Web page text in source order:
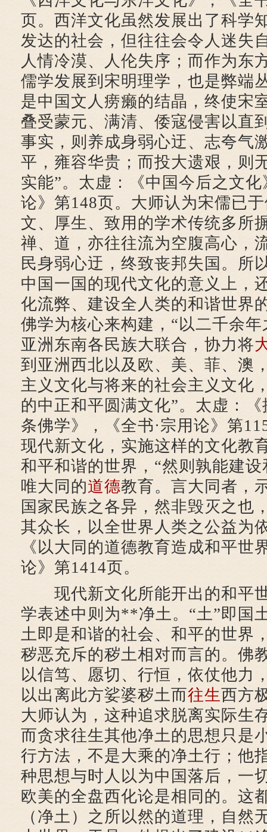
页。西洋文化虽然发展出了科学
发达的社会，但往往会令人迷失
人情冷漠、人伦失序；而作为东
儒学发展到宋明理学，也是弊端
是中国文人痨癞的结晶，终使宋
叠受蒙元、满清、倭寇侵害以直
事实，则养成身弱心迂、志夸气
平，雍容华贵；而投大遗艰，则
实能”。太虚：《中国今后之文化
论》第148页。大师认为宋儒已
文、厚生、致用的学术传统多所
禅、道，亦往往流为空腹高心，
民身弱心迂，终致丧邦失国。所
中国一国的现代文化的意义上，
化流弊、建设全人类的和谐世界
佛学为核心来构建，“以二千余年
亚洲东南各民族大联合，协力将
到亚洲西北以及欧、美、菲、澳
主义文化与将来的社会主义文化
的中正和平圆满文化”。太虚：
条佛学》，《全书·宗用论》第
现代新文化，实施这样的文化教
和平和谐的世界，“然则孰能建
唯大同的道德教育。言大同者，
国家民族之各异，然非毁灭之也
其众长，以全世界人类之公益为
《以大同的道德教育造成和平世
论》第1414页。
现代新文化所能开出的和平
学表述中则为**净土。“土”即国
土即是和谐的社会、和平的世界
秽恶充斥的秽土相对而言的。佛
以信笃、愿切、行恒，依仗他力
以出离此方娑婆秽土而往生西方
大师认为，这种追求脱离实际生
而贪求往生其他净土的思想只是
行方法，不是大乘的净土行；他
种思想与时人以为中国落后，一
欧美的全盘西化论是相同的。这
（净土）之所以然的道理，自然